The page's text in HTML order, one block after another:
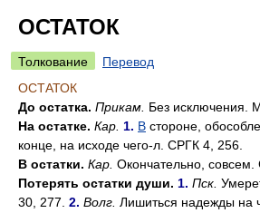
ОСТАТОК
Толкование
Перевод
ОСТАТОК
До остатка. Прикам. Без исключения.
На остатке. Кар. 1. В стороне,
конце, на исходе чего-л. СРГК 4, 256.
В остатки. Кар. Окончательно, совсем.
Потерять остатки души. 1. Пск.
30, 277. 2. Волг. Лишиться надежды на